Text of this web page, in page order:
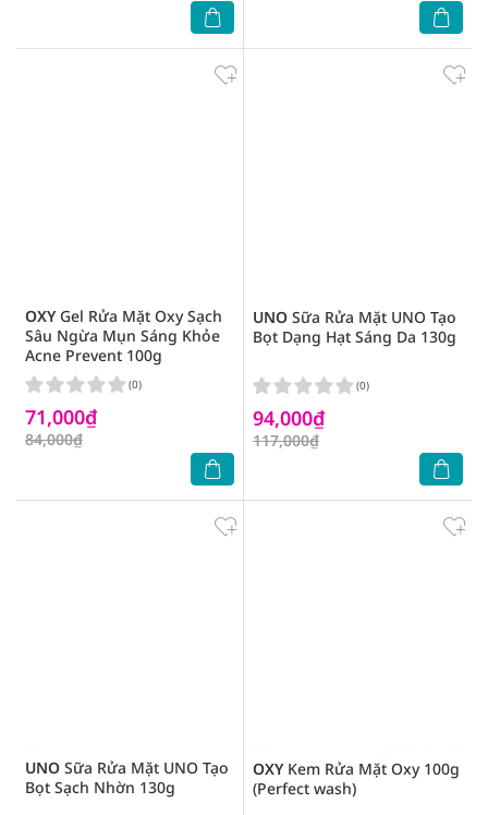
OXYGel Rửa Mặt Oxy Sạch
Sâu Ngừa Mụn Sáng Khỏe
Acne Prevent 100g
71,000₫
84,000₫
(0)
UNO Sữa Rửa Mặt UNO Tạo
Bọt Dạng Hạt Sáng Da 130g
94,000₫
117,000₫
(0)
UNO Sữa Rửa Mặt UNO Tạo
Bọt Sạch Nhờn 130g
OXYKem Rửa Mặt Oxy 100g
(Perfect wash)